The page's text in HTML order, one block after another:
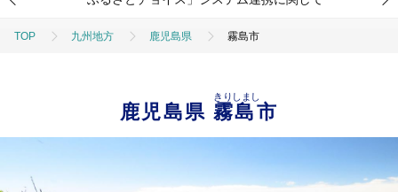
TOP 九州地方 鹿児島県 霧島市
鹿児島県霧島市
きりしまし